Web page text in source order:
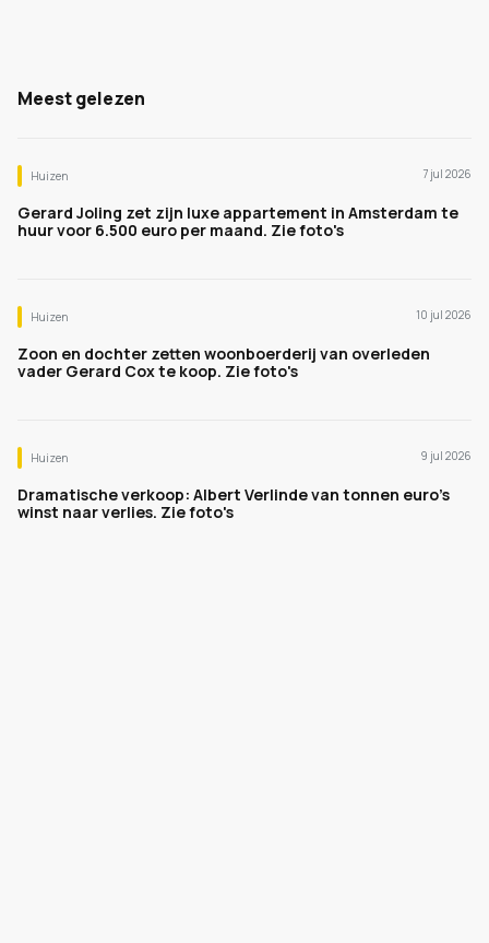
Meest gelezen
Huizen 7 jul 2026
Gerard Joling zet zijn luxe appartement in Amsterdam te
huur voor 6.500 euro per maand. Zie foto's
Huizen 10 jul 2026
Zoon en dochter zetten woonboerderij van overleden
vader Gerard Cox te koop. Zie foto's
Huizen 9 jul 2026
Dramatische verkoop: Albert Verlinde van tonnen euro's
winst naar verlies. Zie foto's